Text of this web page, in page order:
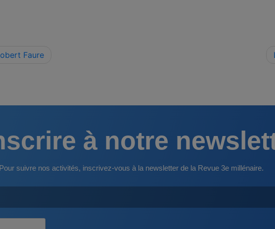
Faure
à notre
Pour suivre nos activités, inscrivez-vous à la newsletter de la Revue 3e millénaire.